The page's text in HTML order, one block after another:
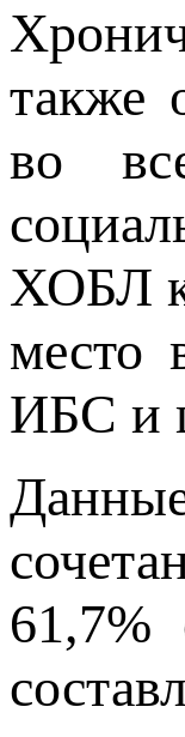
также
во
ХОБЛ к
место
ИБС и
61,7%